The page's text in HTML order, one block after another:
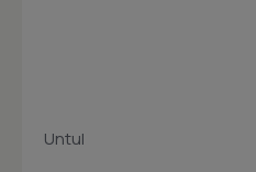
Untul